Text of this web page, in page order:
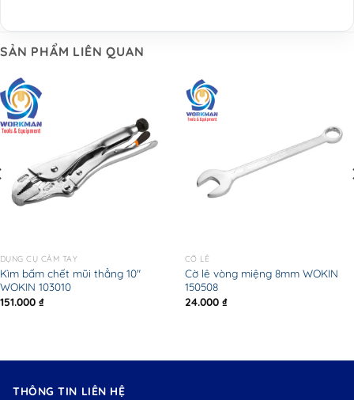
SẢN PHẨM LIÊN QUAN
DỤNG CỤ CẦM TAY
Kìm bấm chết mũi thẳng 10″
WOKIN 103010
151.000 ₫
CỜ LÊ
Cờ lê vòng miệng 8mm WOKIN
150508
24.000 ₫
THÔNG TIN LIÊN HỆ